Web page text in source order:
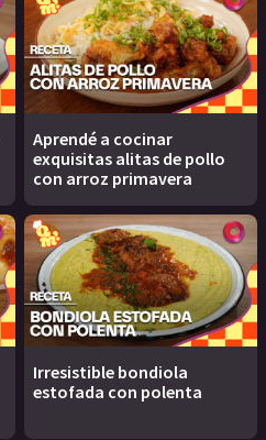
Aprendé a cocinar
exquisitas alitas de pollo
con arroz primavera
Irresistible bondiola
estofada con polenta